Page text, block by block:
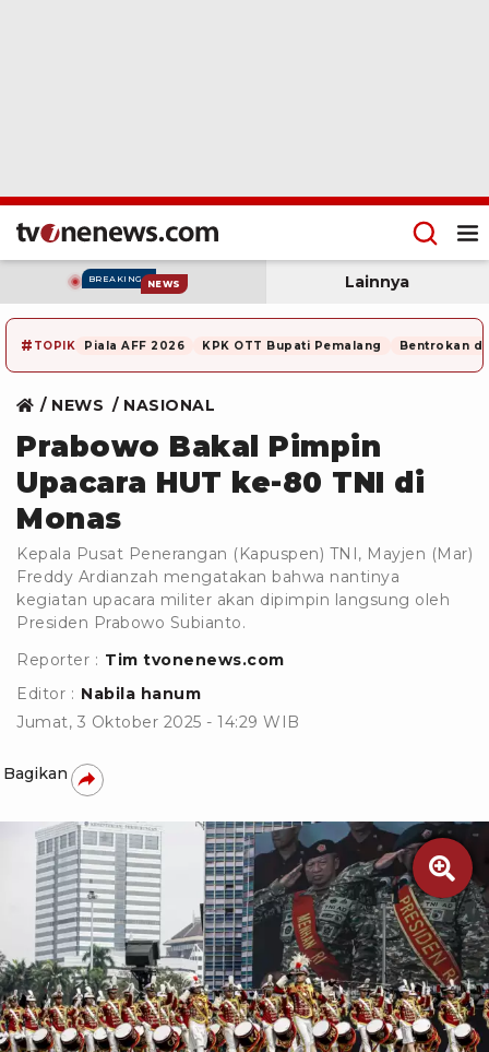
BREAKING NEWS Lainnya
# TOPIK Piala AFF 2026 KPK OTT Bupati Pemalang Bentrokan di
NEWS NASIONAL
Prabowo Bakal Pimpin
Upacara HUT ke-80 TNI di
Monas
Kepala Pusat Penerangan (Kapuspen) TNI, Mayjen (Mar)
Freddy Ardianzah mengatakan bahwa nantinya
kegiatan upacara militer akan dipimpin langsung oleh
Presiden Prabowo Subianto.
Reporter : Tim tvonenews.com
Editor : Nabila hanum
Jumat, 3 Oktober 2025 - 14:29 WIB
Bagikan
